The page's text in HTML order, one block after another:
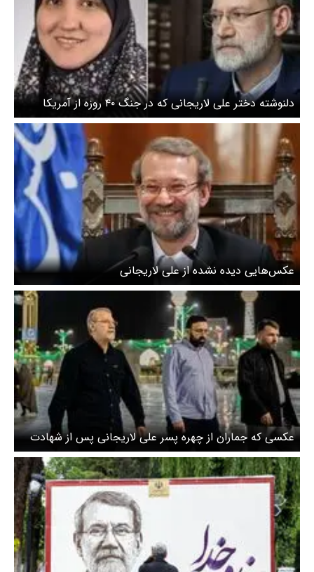
دلنوشته دختر علی لاریجانی که در جنگ ۴۰ روزه از آمریکا
اخراج شد + عکس
عکس‌هایی دیده نشده از علی لاریجانی
عکسی که جماران از چهره پسر علی لاریجانی پس از شهادت
منتشر کرد